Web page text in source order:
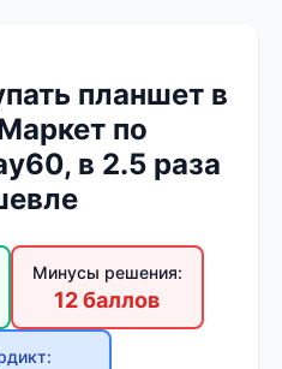
планшет в
по
в 2.5 раза
Минусы решения:
12 баллов